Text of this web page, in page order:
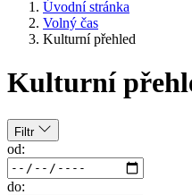
Úvodní stránka
Volný čas
Kulturní přehled
Kulturní
Filtr
od:
do: